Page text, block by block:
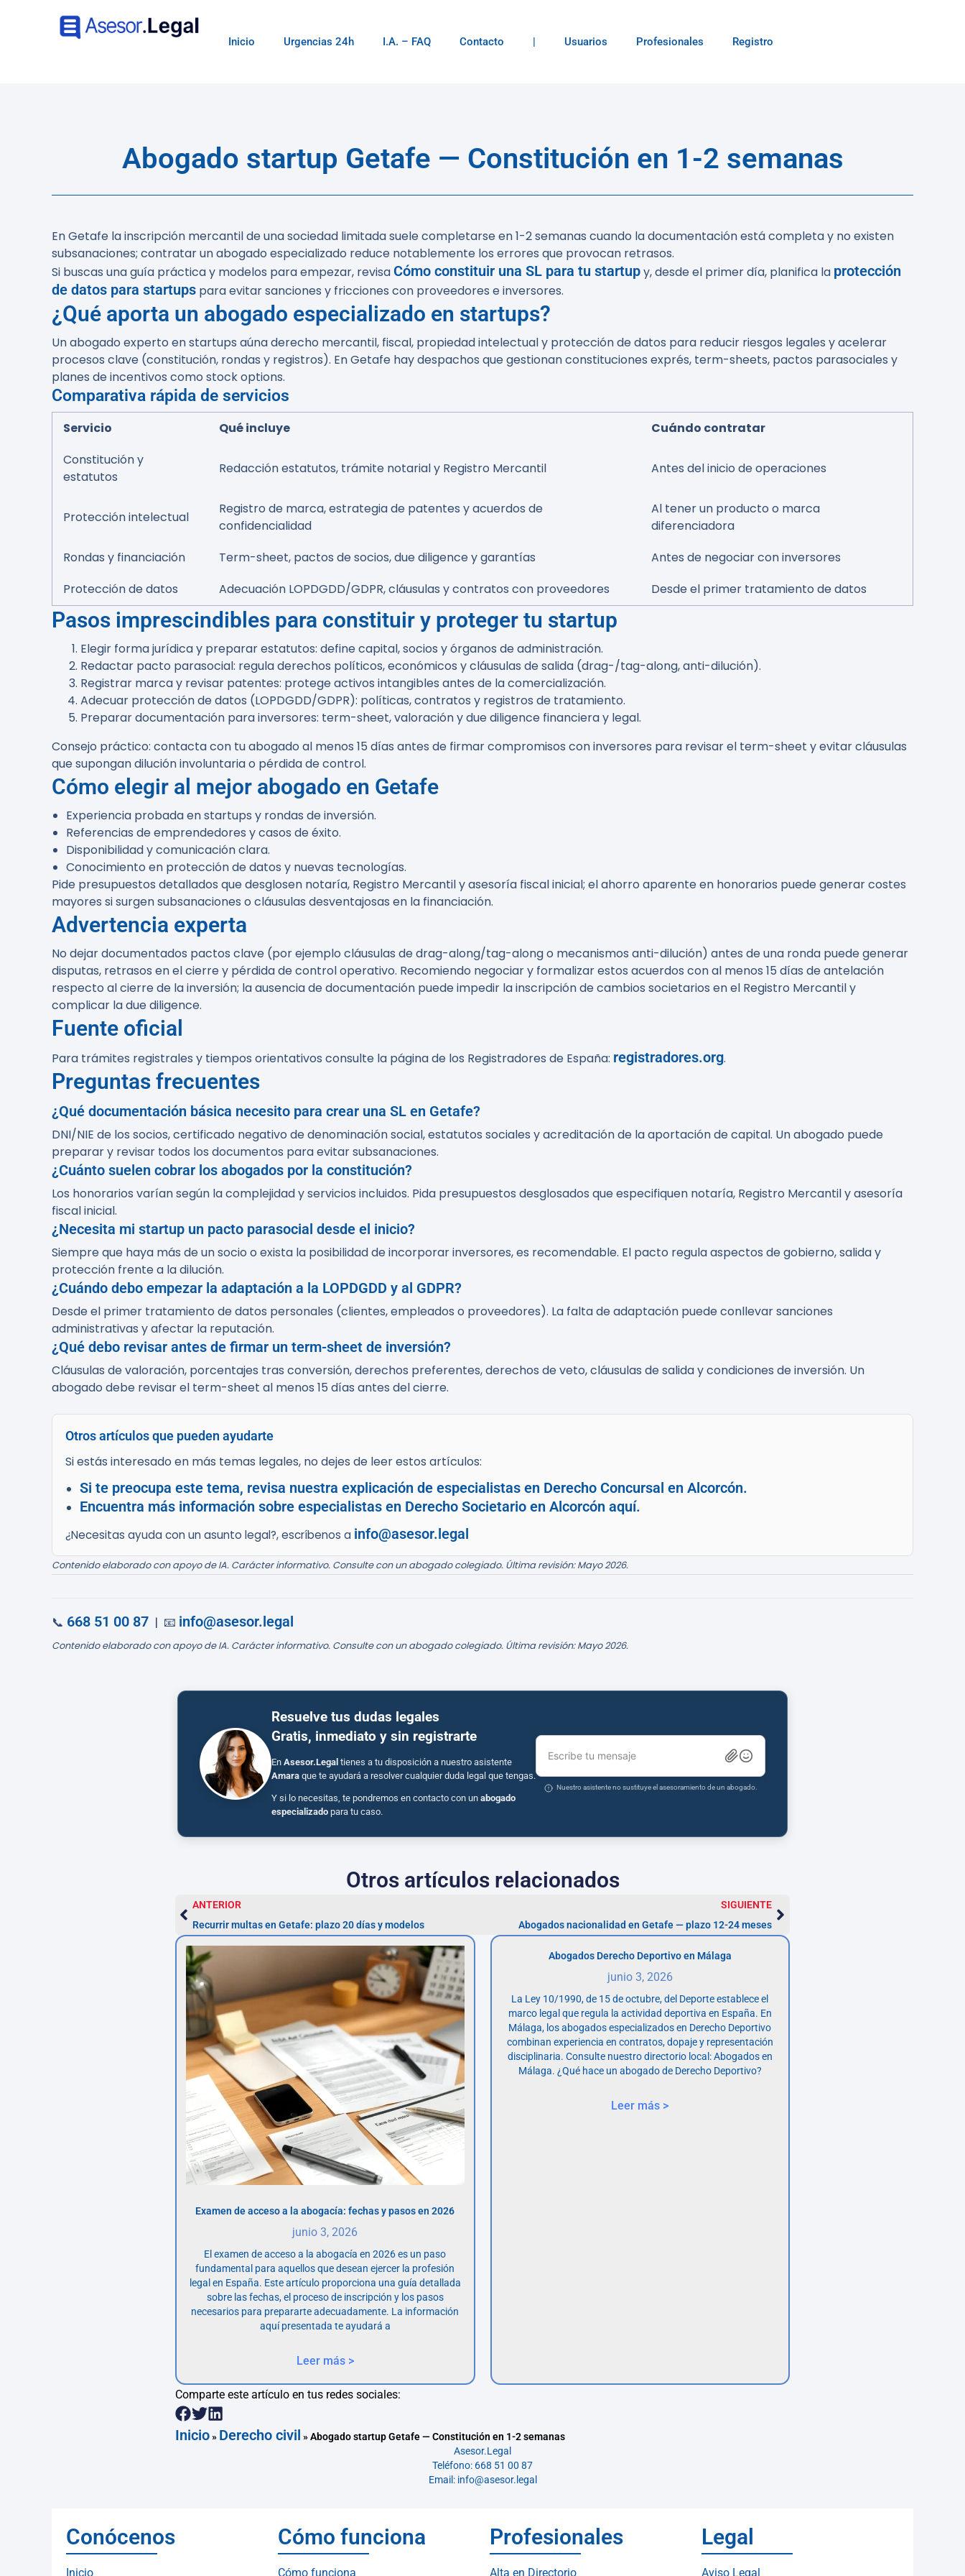
Inicio Urgencias 24h I.A. – FAQ Contacto | Usuarios Profesionales Registro
Abogado startup Getafe — Constitución en 1-2 semanas
En Getafe la inscripción mercantil de una sociedad limitada suele completarse en 1-2 semanas cuando la documentación está completa y no existen
subsanaciones; contratar un abogado especializado reduce notablemente los errores que provocan retrasos.
Si buscas una guía práctica y modelos para empezar, revisa Cómo constituir una SL para tu startupy, desde el primer día, planifica la protección
de datos para startups para evitar sanciones y fricciones con proveedores e inversores.
¿Qué aporta un abogado especializado en startups?
Un abogado experto en startups aúna derecho mercantil, fiscal, propiedad intelectual y protección de datos para reducir riesgos legales y acelerar
procesos clave (constitución, rondas y registros). En Getafe hay despachos que gestionan constituciones exprés, term-sheets, pactos parasociales y
planes de incentivos como stock options.
Comparativa rápida de servicios
Servicio Qué incluye
Cuándo contratar
Constitución y
estatutos
Redacción estatutos, trámite notarial y Registro Mercantil Antes del inicio de operaciones
Protección intelectual
Registro de marca, estrategia de patentes y acuerdos de
confidencialidad
Al tener un producto o marca
diferenciadora
Rondas y financiación
Term-sheet, pactos de socios, due diligence y garantías
Antes de negociar con inversores
Protección de datos
Adecuación LOPDGDD/GDPR, cláusulas y contratos con proveedores Desde el primer tratamiento de datos
Pasos imprescindibles para constituir y proteger tu startup
Elegir forma jurídica y preparar estatutos: define capital, socios y órganos de administración.
Redactar pacto parasocial: regula derechos políticos, económicos y cláusulas de salida (drag-/tag-along, anti-dilución).
Registrar marca y revisar patentes: protege activos intangibles antes de la comercialización.
Adecuar protección de datos (LOPDGDD/GDPR): políticas, contratos y registros de tratamiento.
Preparar documentación para inversores: term-sheet, valoración y due diligence financiera y legal.
Consejo práctico: contacta con tu abogado al menos 15 días antes de firmar compromisos con inversores para revisar el term-sheet y evitar cláusulas
que supongan dilución involuntaria o pérdida de control.
Cómo elegir al mejor abogado en Getafe
Experiencia probada en startups y rondas de inversión.
Referencias de emprendedores y casos de éxito.
Disponibilidad y comunicación clara.
Conocimiento en protección de datos y nuevas tecnologías.
Pide presupuestos detallados que desglosen notaría, Registro Mercantil y asesoría fiscal inicial; el ahorro aparente en honorarios puede generar costes
mayores si surgen subsanaciones o cláusulas desventajosas en la financiación.
Advertencia experta
No dejar documentados pactos clave (por ejemplo cláusulas de drag-along/tag-along o mecanismos anti-dilución) antes de una ronda puede generar
disputas, retrasos en el cierre y pérdida de control operativo. Recomiendo negociar y formalizar estos acuerdos con al menos 15 días de antelación
respecto al cierre de la inversión; la ausencia de documentación puede impedir la inscripción de cambios societarios en el Registro Mercantil y
complicar la due diligence.
Fuente oficial
Para trámites registrales y tiempos orientativos consulte la página de los Registradores de España: registradores.org.
Preguntas frecuentes
¿Qué documentación básica necesito para crear una SL en Getafe?
DNI/NIE de los socios, certificado negativo de denominación social, estatutos sociales y acreditación de la aportación de capital. Un abogado puede
preparar y revisar todos los documentos para evitar subsanaciones.
¿Cuánto suelen cobrar los abogados por la constitución?
Los honorarios varían según la complejidad y servicios incluidos. Pida presupuestos desglosados que especifiquen notaría, Registro Mercantil y asesoría
fiscal inicial.
¿Necesita mi startup un pacto parasocial desde el inicio?
Siempre que haya más de un socio o exista la posibilidad de incorporar inversores, es recomendable. El pacto regula aspectos de gobierno, salida y
protección frente a la dilución.
¿Cuándo debo empezar la adaptación a la LOPDGDD y al GDPR?
Desde el primer tratamiento de datos personales (clientes, empleados o proveedores). La falta de adaptación puede conllevar sanciones
administrativas y afectar la reputación.
¿Qué debo revisar antes de firmar un term-sheet de inversión?
Cláusulas de valoración, porcentajes tras conversión, derechos preferentes, derechos de veto, cláusulas de salida y condiciones de inversión. Un
abogado debe revisar el term-sheet al menos 15 días antes del cierre.
Otros artículos que pueden ayudarte
Si estás interesado en más temas legales, no dejes de leer estos artículos:
Si te preocupa este tema, revisa nuestra explicación de especialistas en Derecho Concursal en Alcorcón.
Encuentra más información sobre especialistas en Derecho Societario en Alcorcón aquí.
¿Necesitas ayuda con un asunto legal?, escríbenos a info@asesor.legal
Contenido elaborado con apoyo de IA. Carácter informativo. Consulte con un abogado colegiado. Última revisión: Mayo 2026.
📞 668 51 00 87 | 📧 info@asesor.legal
Contenido elaborado con apoyo de IA. Carácter informativo. Consulte con un abogado colegiado. Última revisión: Mayo 2026.
Resuelve tus dudas legales
Gratis, inmediato y sin registrarte
En Asesor.Legal tienes a tu disposición a nuestro asistente
Amara que te ayudará a resolver cualquier duda legal que tengas.
Y si lo necesitas, te pondremos en contacto con un abogado
especializado para tu caso.
Escribe tu mensaje
Nuestro asistente no sustituye el asesoramiento de un abogado.
Otros artículos relacionados
ANTERIOR
Recurrir multas en Getafe: plazo 20 días y modelos
SIGUIENTE
Abogados nacionalidad en Getafe — plazo 12-24 meses
Examen de acceso a la abogacía: fechas y pasos en 2026
junio 3, 2026
El examen de acceso a la abogacía en 2026 es un paso
fundamental para aquellos que desean ejercer la profesión
legal en España. Este artículo proporciona una guía detallada
sobre las fechas, el proceso de inscripción y los pasos
necesarios para prepararte adecuadamente. La información
aquí presentada te ayudará a
Leer más >
Abogados Derecho Deportivo en Málaga
junio 3, 2026
La Ley 10/1990, de 15 de octubre, del Deporte establece el
marco legal que regula la actividad deportiva en España. En
Málaga, los abogados especializados en Derecho Deportivo
combinan experiencia en contratos, dopaje y representación
disciplinaria. Consulte nuestro directorio local: Abogados en
Málaga. ¿Qué hace un abogado de Derecho Deportivo?
Leer más >
Comparte este artículo en tus redes sociales:
Inicio» Derecho civil »Abogado startup Getafe — Constitución en 1-2 semanas
Asesor.Legal
Teléfono: 668 51 00 87
Email: info@asesor.legal
Conócenos
Inicio
Cómo funciona
Cómo funciona
Profesionales
Alta en Directorio
Legal
Aviso Legal